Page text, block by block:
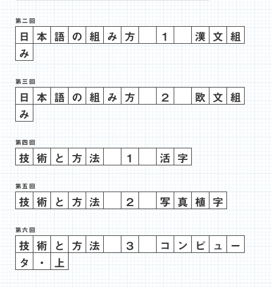
第二回
日 本 語 の 組 み 方 １ 漢 文
組
み
第三回
日 本 語 の 組 み 方 ２ 欧 文
組
み
第四回
技 術 と 方 法 １ 活 字
第五回
技 術 と 方 法 ２ 写 真 植 字
第六回
技 術 と 方 法 ３ コ ン ピ ュ
ー
タ
・ 上